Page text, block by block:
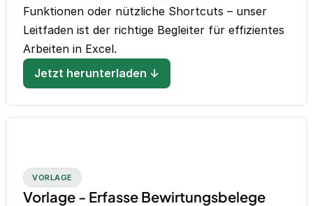
Funktionen oder nützliche Shortcuts – unser
Leitfaden ist der richtige Begleiter für effizientes
Arbeiten in Excel.
Jetzt herunterladen ↓
VORLAGE
Vorlage - Erfasse Bewirtungsbelege